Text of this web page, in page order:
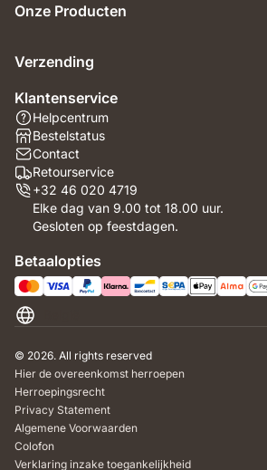
Onze Producten
Verzending
Klantenservice
Helpcentrum
Bestelstatus
Contact
Retourservice
+32 46 020 4719
Elke dag van 9.00 tot 18.00 uur.
Gesloten op feestdagen.
Betaalopties
© 2026. All rights reserved
Hier de overeenkomst herroepen
Herroepingsrecht
Privacy Statement
Algemene Voorwaarden
Colofon
Verklaring inzake toegankelijkheid